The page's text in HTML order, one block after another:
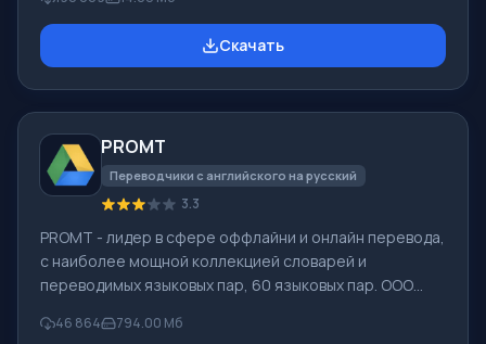
разными способами. Например, они были удалены
мимо Корзины, скрыты под воздействием
вредоносного программного обеспечения, утеряны
различными устройствами, например, с жесткими
дисками, SS
Скачать
PROMT
Переводчики с английского на русский
3.3
PROMT - лидер в сфере оффлайни и онлайн перевода,
с наиболее мощной коллекцией словарей и
переводимых языковых пар, 60 языковых пар. ООО
разработчик систем перевода для частных
46 864 794.00 Мб